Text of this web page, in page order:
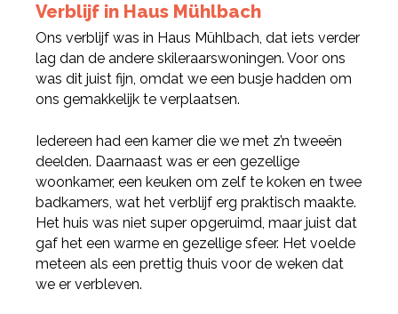
Verblijf in Haus Mühlbach
Ons verblijf was in Haus Mühlbach, dat iets verder
lag dan de andere skileraarswoningen. Voor ons
was dit juist fijn, omdat we een busje hadden om
ons gemakkelijk te verplaatsen.
Iedereen had een kamer die we met z’n tweeën
deelden. Daarnaast was er een gezellige
woonkamer, een keuken om zelf te koken en twee
badkamers, wat het verblijf erg praktisch maakte.
Het huis was niet super opgeruimd, maar juist dat
gaf het een warme en gezellige sfeer. Het voelde
meteen als een prettig thuis voor de weken dat
we er verbleven.
Deel via Facebook
Deel via Twitter
Deel via LinkedIn